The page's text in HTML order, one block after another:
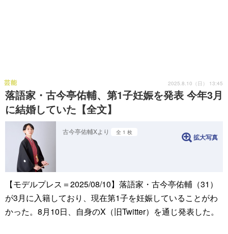
落語家・古今亭佑輔、第1子妊娠を発表 今年3月
に結婚していた【全文】
芸能 2025.8.10（日） 13:45
古今亭佑輔Xより 全 1 枚
拡大写真
【モデルプレス＝2025/08/10】落語家・古今亭佑輔（31）
が3月に入籍しており、現在第1子を妊娠していることがわ
かった。8月10日、自身のX（旧Twitter）を通じ発表した。